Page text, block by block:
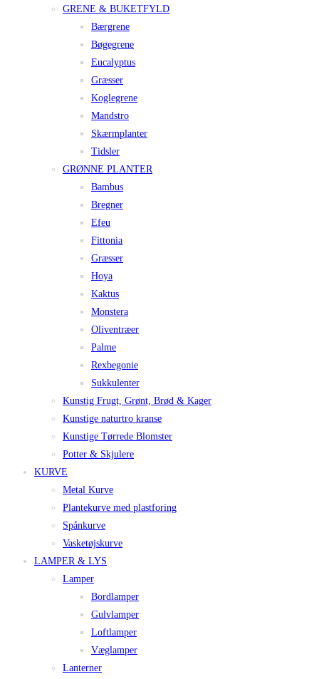
GRENE & BUKETFYLD
Bærgrene
Bøgegrene
Eucalyptus
Græsser
Koglegrene
Mandstro
Skærmplanter
Tidsler
GRØNNE PLANTER
Bambus
Bregner
Efeu
Fittonia
Græsser
Hoya
Kaktus
Monstera
Oliventræer
Palme
Rexbegonie
Sukkulenter
Kunstig Frugt, Grønt, Brød & Kager
Kunstige naturtro kranse
Kunstige Tørrede Blomster
Potter & Skjulere
KURVE
Metal Kurve
Plantekurve med plastforing
Spånkurve
Vasketøjskurve
LAMPER & LYS
Lamper
Bordlamper
Gulvlamper
Loftlamper
Væglamper
Lanterner